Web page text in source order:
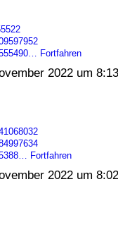
Fortfahren
2022 um
Fortfahren
2022 um